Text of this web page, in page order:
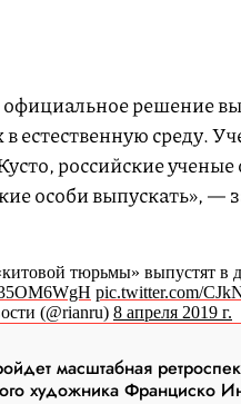
решение
естественную среду.
российские ученые
особи выпускать», —
тюрьмы» выпустят в
pic.twitter.com/
(@rianru) 8 апреля 2019 г.
масштабная
художника Франциско